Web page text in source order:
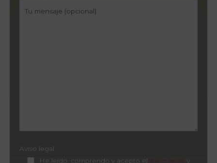
Aviso legal
He leído, comprendo y acepto el
y